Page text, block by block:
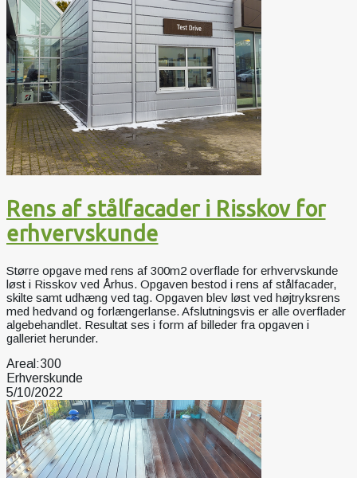
Rens af stålfacader i Risskov for
erhvervskunde
Større opgave med rens af 300m2 overflade for erhvervskunde
løst i Risskov ved Århus. Opgaven bestod i rens af stålfacader,
skilte samt udhæng ved tag. Opgaven blev løst ved højtryksrens
med hedvand og forlængerlanse. Afslutningsvis er alle overflader
algebehandlet. Resultat ses i form af billeder fra opgaven i
galleriet herunder.
Areal:300
Erhverskunde
5/10/2022